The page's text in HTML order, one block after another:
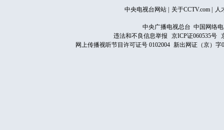
中央电视台网站 关于CCTV.com 人
中央广播电视总台 中国网络
违法和不良信息举报
京ICP证060535号
网上传播视听节目许可证号 0102004 新出网证（京）